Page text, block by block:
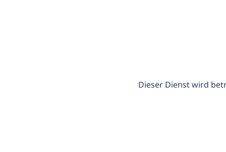
Dieser Dienst wird